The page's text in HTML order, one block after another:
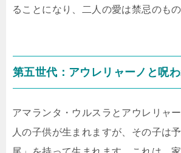
ることになり、二人の愛は禁忌のもの
第五世代：アウレリャーノと呪
アマランタ・ウルスラとアウレリャ
人の子供が生まれますが、その子は